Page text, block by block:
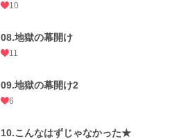
10
08.地獄の幕開け
11
09.地獄の幕開け2
6
10.こんなはずじゃなかった★